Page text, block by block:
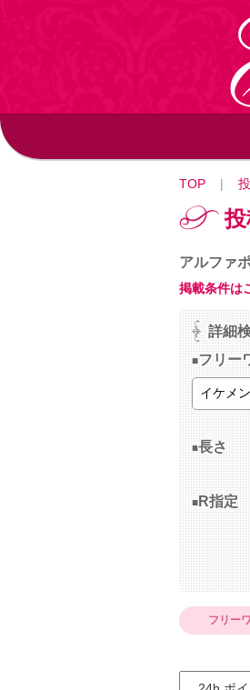
TOP |
アルファ
掲載条件は
詳細
フリー
長さ
R指定
フリー